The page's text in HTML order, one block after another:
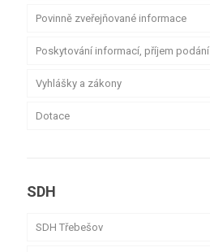
Povinně zveřejňované informace
Poskytování informací, příjem podání
Vyhlášky a zákony
Dotace
SDH
SDH Třebešov